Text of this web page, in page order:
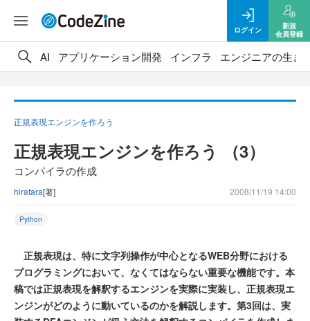
ログイン
新規
会員登録
AI アプリケーション開発 インフラ エンジニアの生き
正規表現エンジンを作ろう
正規表現エンジンを作ろう （3）
コンパイラの作成
hiratara[著] 2008/11/19 14:00
Python
正規表現は、特に文字列操作が中心となるWEB分野における
プログラミングにおいて、なくてはならない重要な機能です。本
稿では正規表現を解釈するエンジンを実際に実装し、正規表現エ
ンジンがどのように動いているのかを解説します。第3回は、実